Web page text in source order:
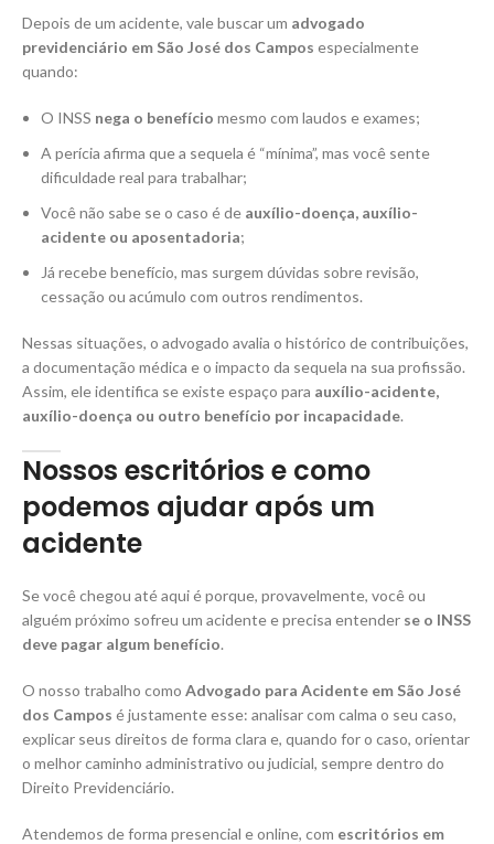
Depois de um acidente, vale buscar um advogado
previdenciário em São José dos Campos especialmente
quando:
O INSS nega o benefício mesmo com laudos e exames;
A perícia afirma que a sequela é “mínima”, mas você sente
dificuldade real para trabalhar;
Você não sabe se o caso é de auxílio-doença, auxílio-
acidente ou aposentadoria;
Já recebe benefício, mas surgem dúvidas sobre revisão,
cessação ou acúmulo com outros rendimentos.
Nessas situações, o advogado avalia o histórico de contribuições,
a documentação médica e o impacto da sequela na sua profissão.
Assim, ele identifica se existe espaço para auxílio-acidente,
auxílio-doença ou outro benefício por incapacidade.
Nossos escritórios e como
podemos ajudar após um
acidente
Se você chegou até aqui é porque, provavelmente, você ou
alguém próximo sofreu um acidente e precisa entender se o INSS
deve pagar algum benefício.
O nosso trabalho como Advogado para Acidente em São José
dos Campos é justamente esse: analisar com calma o seu caso,
explicar seus direitos de forma clara e, quando for o caso, orientar
o melhor caminho administrativo ou judicial, sempre dentro do
Direito Previdenciário.
Atendemos de forma presencial e online, com escritórios em